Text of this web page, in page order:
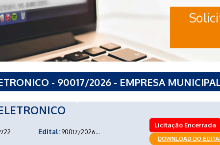
- 90017/2026 - EMPRESA
Edital: 90017/2026...
Licitação Encerrada